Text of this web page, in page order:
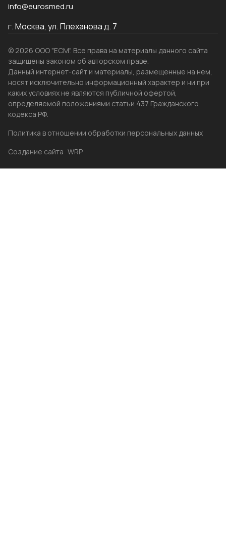
info@eurosmed.ru
г. Москва, ул. Плеханова д. 7
© 2026 ООО "ЕСМ". Все права на материалы данного сайта
защищены законом об авторском праве.
Данный интернет-сайт и материалы, размещенные на нем,
носят исключительно информационный характер и ни при
каких условиях не являются публичной офертой,
определяемой положениями статьи 437 Гражданского
кодекса РФ.
Политика в отношении обработки персональных данных
Создание сайта WRP